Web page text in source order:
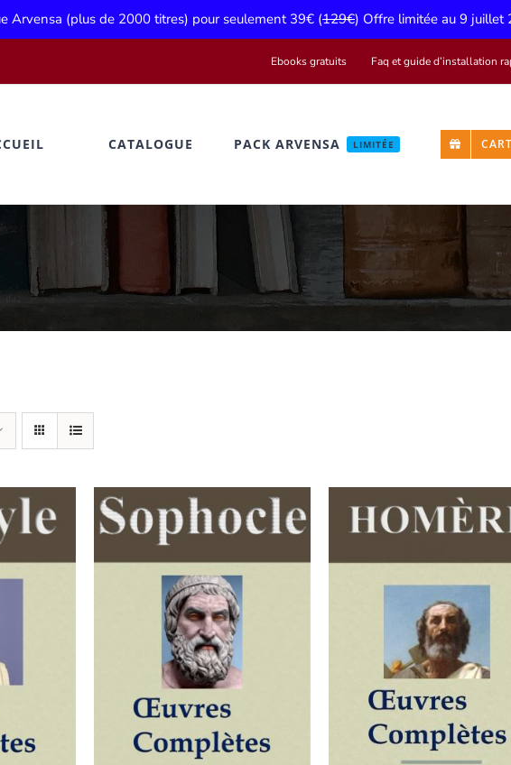
Arvensa (plus de 2000 titres) pour seulement 39€ (129€) Offre limitée au 9 juillet
Ebooks gratuits Faq et guide d’installation
CATALOGUE PACK ARVENSA LIMITÉE
AJOUTER AU PANIER
DÉTAILS
AJOUTER AU PANIER
DÉTAILS